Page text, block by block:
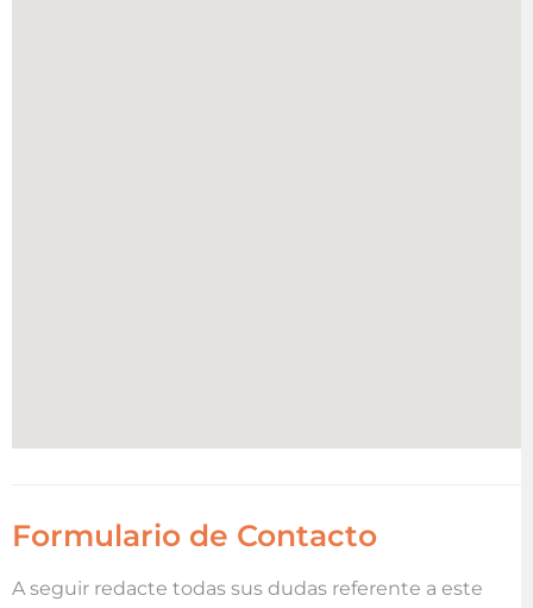
Formulario de Contacto
A seguir redacte todas sus dudas referente a este